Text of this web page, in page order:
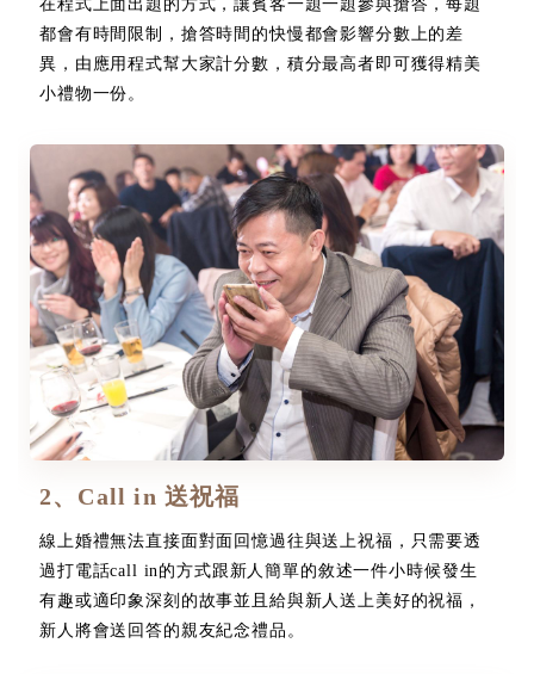
在程式上面出題的方式，讓賓客一題一題參與搶答，每題
都會有時間限制，搶答時間的快慢都會影響分數上的差
異，由應用程式幫大家計分數，積分最高者即可獲得精美
小禮物一份。
2、Call in 送祝福
線上婚禮無法直接面對面回憶過往與送上祝福，只需要透
過打電話call in的方式跟新人簡單的敘述一件小時候發生
有趣或適印象深刻的故事並且給與新人送上美好的祝福，
新人將會送回答的親友紀念禮品。